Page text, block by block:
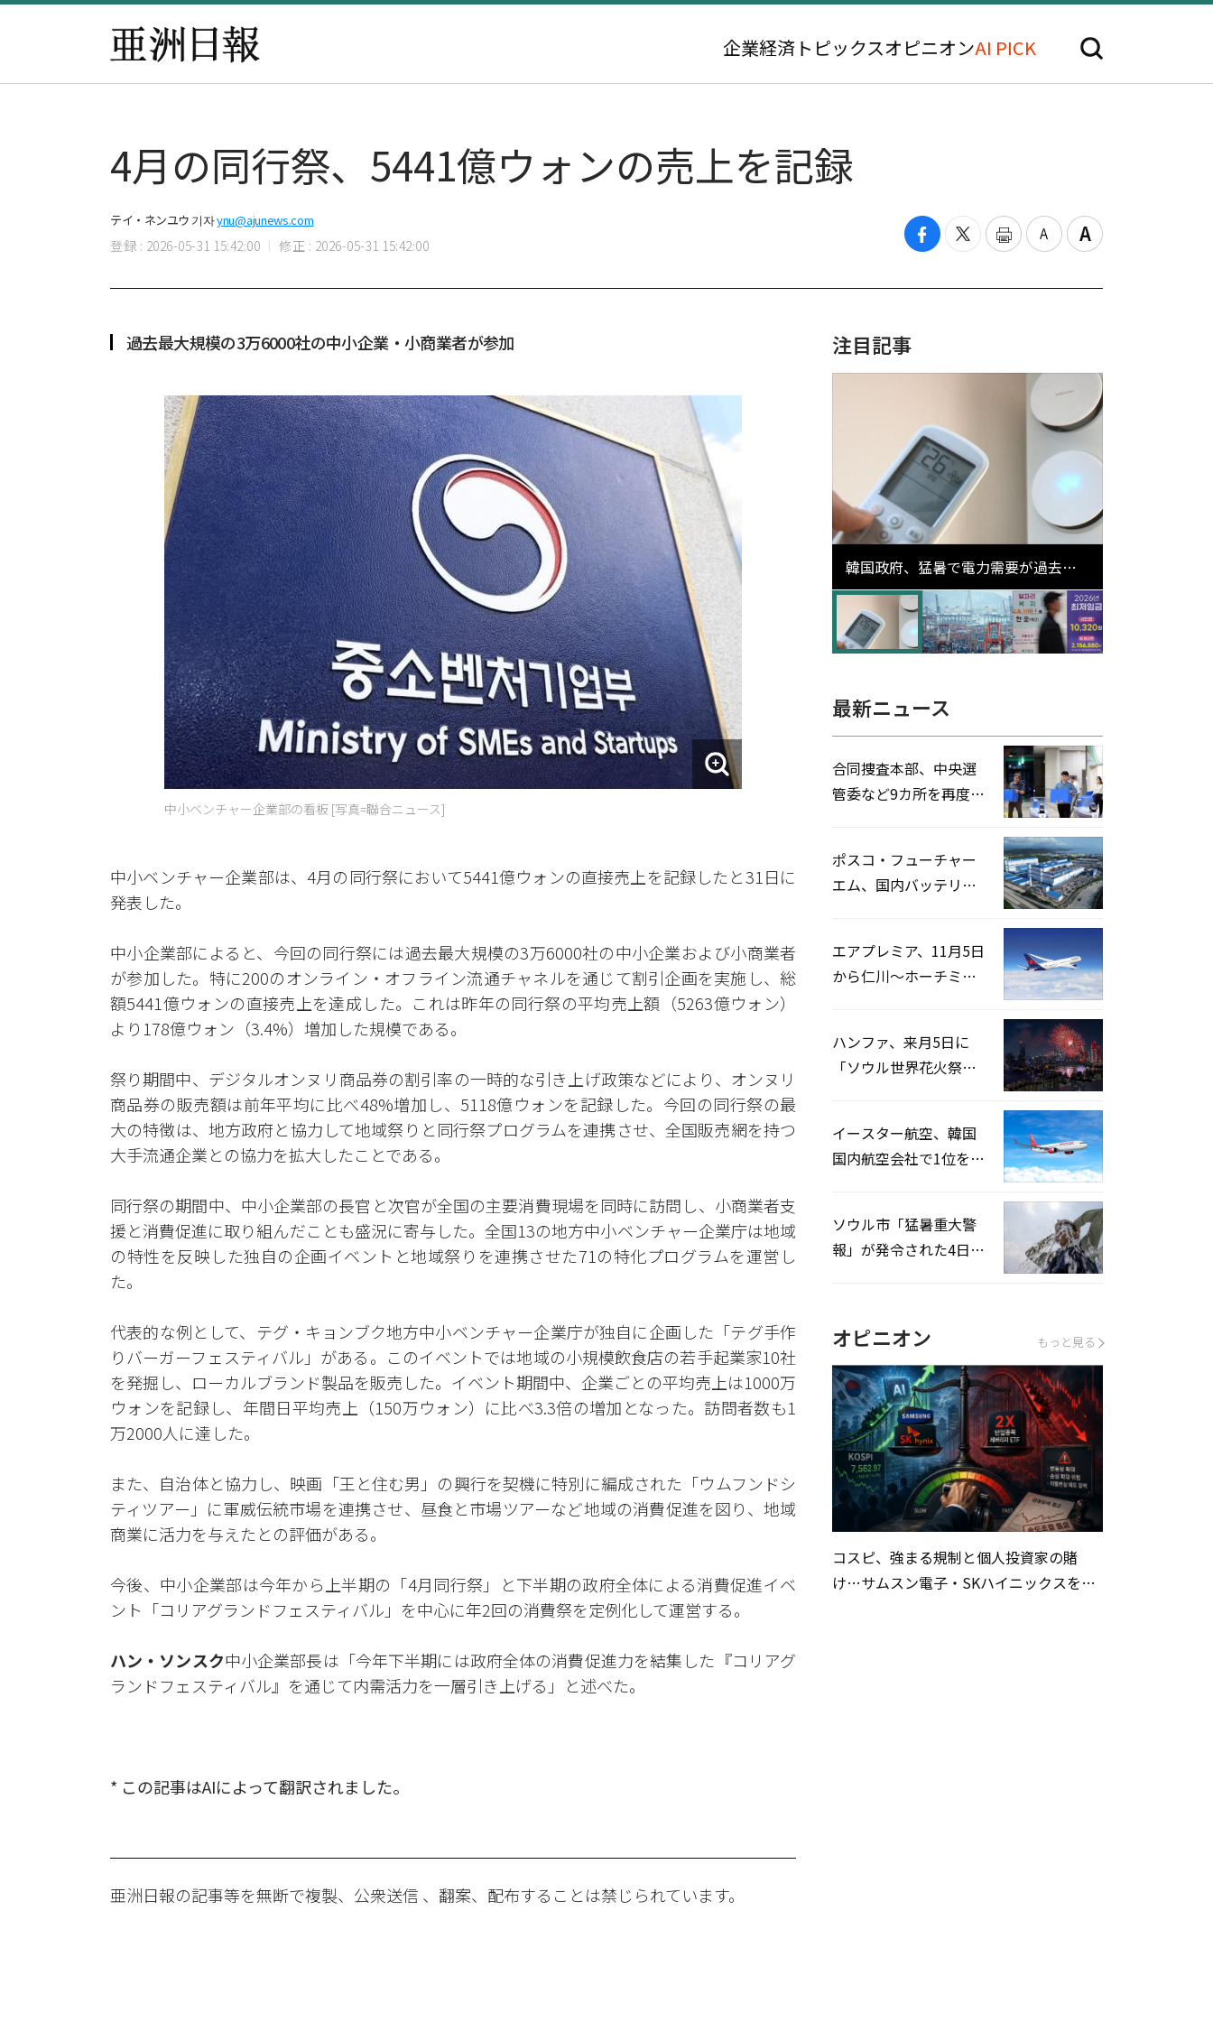
企業経済 トピックスオピニオンAI PICK
4月の同行祭、5441億ウォンの売上を記録
テイ・ネンユウ 기자ynu@ajunews.com
登録 : 2026-05-31 15:42:00 修正 : 2026-05-31 15:42:00
過去最大規模の3万6000社の中小企業・小商業者が参加
中小ベンチャー企業部の看板 [写真=聯合ニュース]
中小ベンチャー企業部は、4月の同行祭において5441億ウォンの直接売上を記録したと31日に
発表した。
中小企業部によると、今回の同行祭には過去最大規模の3万6000社の中小企業および小商業者
が参加した。特に200のオンライン・オフライン流通チャネルを通じて割引企画を実施し、総
額5441億ウォンの直接売上を達成した。これは昨年の同行祭の平均売上額（5263億ウォン）
より178億ウォン（3.4%）増加した規模である。
祭り期間中、デジタルオンヌリ商品券の割引率の一時的な引き上げ政策などにより、オンヌリ
商品券の販売額は前年平均に比べ48%増加し、5118億ウォンを記録した。今回の同行祭の最
大の特徴は、地方政府と協力して地域祭りと同行祭プログラムを連携させ、全国販売網を持つ
大手流通企業との協力を拡大したことである。
同行祭の期間中、中小企業部の長官と次官が全国の主要消費現場を同時に訪問し、小商業者支
援と消費促進に取り組んだことも盛況に寄与した。全国13の地方中小ベンチャー企業庁は地域
の特性を反映した独自の企画イベントと地域祭りを連携させた71の特化プログラムを運営し
た。
代表的な例として、テグ・キョンブク地方中小ベンチャー企業庁が独自に企画した「テグ手作
りバーガーフェスティバル」がある。このイベントでは地域の小規模飲食店の若手起業家10社
を発掘し、ローカルブランド製品を販売した。イベント期間中、企業ごとの平均売上は1000万
ウォンを記録し、年間日平均売上（150万ウォン）に比べ3.3倍の増加となった。訪問者数も1
万2000人に達した。
また、自治体と協力し、映画「王と住む男」の興行を契機に特別に編成された「ウムフンドシ
ティツアー」に軍威伝統市場を連携させ、昼食と市場ツアーなど地域の消費促進を図り、地域
商業に活力を与えたとの評価がある。
今後、中小企業部は今年から上半期の「4月同行祭」と下半期の政府全体による消費促進イベ
ント「コリアグランドフェスティバル」を中心に年2回の消費祭を定例化して運営する。
ハン・ソンスク中小企業部長は「今年下半期には政府全体の消費促進力を結集した『コリアグ
ランドフェスティバル』を通じて内需活力を一層引き上げる」と述べた。
* この記事はAIによって翻訳されました。
亜洲日報の記事等を無断で複製、公衆送信 、翻案、配布することは禁じられています。
注目記事
韓国政府、猛暑で電力需要が過去最
高更新の可能性に需給対応体制を点
検
最新ニュース
合同捜査本部、中央選
管委など9カ所を再度家
ポスコ・フューチャー
エム、国内バッテリー
エアプレミア、11月5日
から仁川〜ホーチミン
ハンファ、来月5日に
「ソウル世界花火祭り
イースター航空、韓国
国内航空会社で1位を記
ソウル市「猛暑重大警
報」が発令された4日、
オピニオン もっと見る
コスピ、強まる規制と個人投資家の賭
け…サムスン電子・SKハイニックスを巡